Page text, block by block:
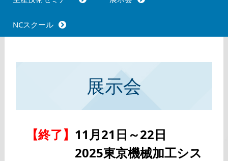
NCスクール
展示会
【終了】 11月21日～22日
2025東京機械加工シス